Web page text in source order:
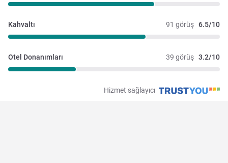
91 görüş 6.5/10
Kahvaltı
39 görüş 3.2/10
Otel Donanımları
Hizmet sağlayıcı